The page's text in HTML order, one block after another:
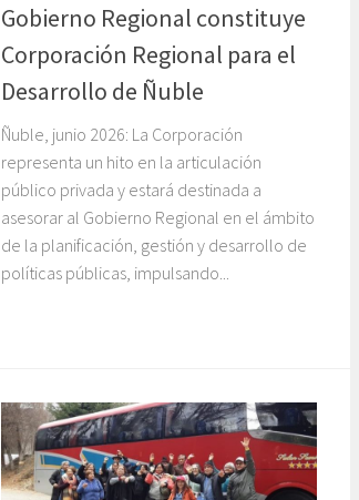
Gobierno Regional constituye
Corporación Regional para el
Desarrollo de Ñuble
Ñuble, junio 2026: La Corporación
representa un hito en la articulación
público privada y estará destinada a
asesorar al Gobierno Regional en el ámbito
de la planificación, gestión y desarrollo de
políticas públicas, impulsando...